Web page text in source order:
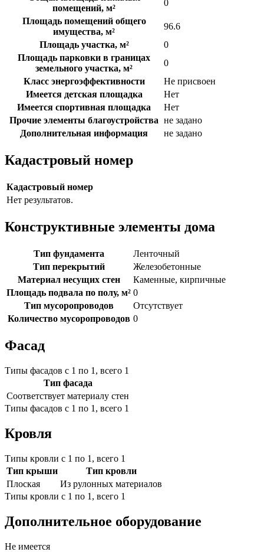
помещений, м²
0
Площадь помещений общего
имущества, м²
96.6
Площадь участка, м²
0
Площадь парковки в границах
земельного участка, м²
0
Класс энергоэффективности
Не присвоен
Имеется детская площадка
Нет
Имеется спортивная площадка
Нет
Прочие элементы благоустройства не задано
Дополнительная информация
не задано
Кадастровый номер
Кадастровый номер
Нет результатов.
Конструктивные элементы дома
Тип фундамента
Ленточный
Тип перекрытий
Железобетонные
Материал несущих стен
Каменные, кирпичные
Площадь подвала по полу, м² 0
Тип мусоропроводов
Отсутствует
Количество мусоропроводов 0
Фасад
Типы фасадов с 1 по 1, всего 1
Тип фасада
Соответствует материалу стен
Типы фасадов с 1 по 1, всего 1
Кровля
Типы кровли с 1 по 1, всего 1
Тип крыши
Тип кровли
Плоская
Из рулонных материалов
Типы кровли с 1 по 1, всего 1
Дополнительное оборудование
Не имеется